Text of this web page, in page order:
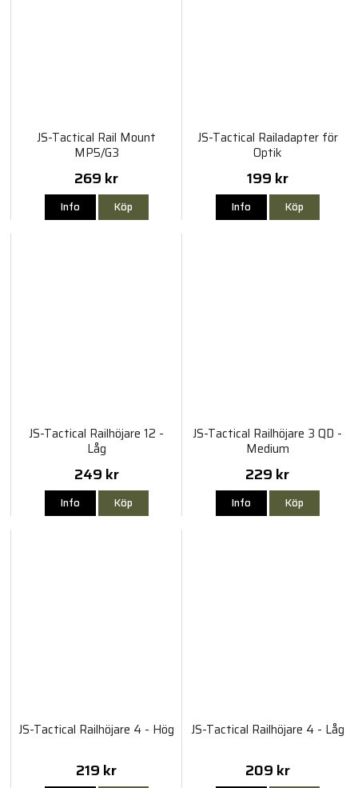
JS-Tactical Rail Mount
MP5/G3
269 kr
Info Köp
JS-Tactical Railadapter för
Optik
199 kr
Info Köp
JS-Tactical Railhöjare 12 -
Låg
249 kr
Info Köp
JS-Tactical Railhöjare 3 QD -
Medium
229 kr
Info Köp
JS-Tactical Railhöjare 4 - Hög
219 kr
JS-Tactical Railhöjare 4 - Låg
209 kr